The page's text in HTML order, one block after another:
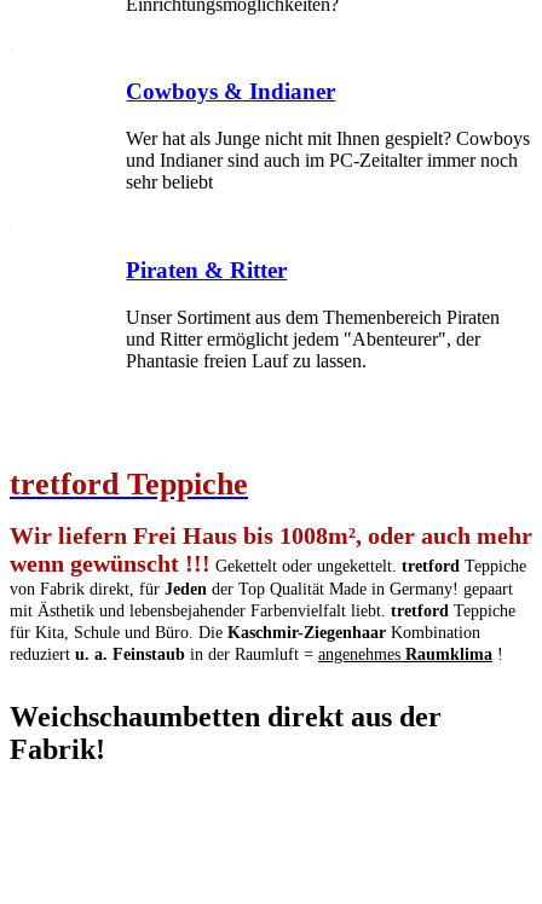
Cowboys & Indianer
Wer hat als Junge nicht mit Ihnen gespielt? Cowboys
und Indianer sind auch im PC-Zeitalter immer noch
sehr beliebt
Piraten & Ritter
Unser Sortiment aus dem Themenbereich Piraten
und Ritter ermöglicht jedem "Abenteurer", der
Phantasie freien Lauf zu lassen.
tretford Teppiche
Wir liefern Frei Haus bis 1008m², oder auch mehr
wenn gewünscht !!! Gekettelt oder ungekettelt. tretford Teppiche
von Fabrik direkt, für Jeden der Top Qualität Made in Germany! gepaart
mit Ästhetik und lebensbejahender Farbenvielfalt liebt. tretford Teppiche
für Kita, Schule und Büro. Die Kaschmir-Ziegenhaar Kombination
reduziert u. a. Feinstaub in der Raumluft = angenehmes Raumklima !
Weichschaumbetten direkt aus der
Fabrik!